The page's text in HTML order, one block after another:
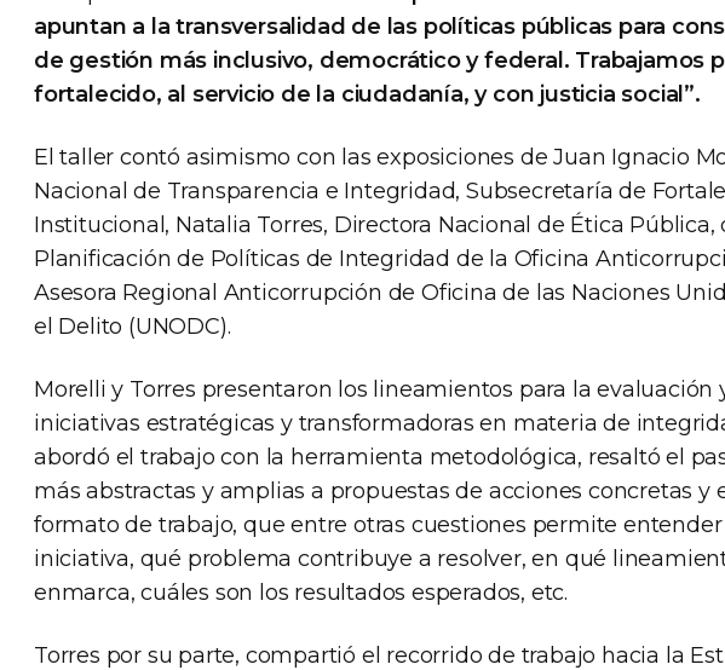
apuntan a la transversalidad de las políticas públicas para
de gestión más inclusivo, democrático y federal. Trabajamos
fortalecido, al servicio de la ciudadanía, y con justicia social”.
El taller contó asimismo con las exposiciones de Juan Ignacio
Nacional de Transparencia e Integridad, Subsecretaría de
Institucional, Natalia Torres, Directora Nacional de Ética Pública,
Planificación de Políticas de Integridad de la Oficina
Asesora Regional Anticorrupción de Oficina de las Naciones
el Delito (UNODC).
Morelli y Torres presentaron los lineamientos para la evaluación
iniciativas estratégicas y transformadoras en materia de
abordó el trabajo con la herramienta metodológica, resaltó el
más abstractas y amplias a propuestas de acciones concretas y
formato de trabajo, que entre otras cuestiones permite
iniciativa, qué problema contribuye a resolver, en qué
enmarca, cuáles son los resultados esperados, etc.
Torres por su parte, compartió el recorrido de trabajo hacia la